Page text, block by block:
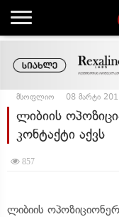
მსოფლიო 08 მარტი
ლიბიის
კონტაქტი აქვს
857
ლიბიის